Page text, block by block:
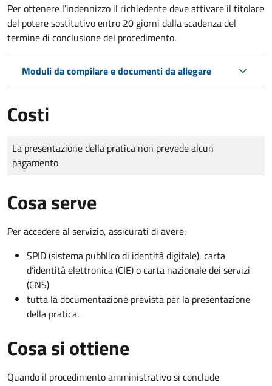
Per ottenere l'indennizzo il richiedente deve attivare il titolare
del potere sostitutivo entro 20 giorni dalla scadenza del
termine di conclusione del procedimento.
Moduli da compilare e documenti da allegare
Costi
Tipo di pagamento
Importo
La presentazione della pratica non prevede alcun
pagamento
Cosa serve
Per accedere al servizio, assicurati di avere:
SPID (sistema pubblico di identità digitale), carta
d’identità elettronica (CIE) o carta nazionale dei servizi
(CNS)
tutta la documentazione prevista per la presentazione
della pratica.
Cosa si ottiene
Quando il procedimento amministrativo si conclude